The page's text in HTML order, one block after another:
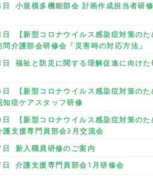
小規模多機能部会 計画作成担当者研
【新型コロナウイルス感染症対策のた
介護部会研修会「災害時の対応方法」
福祉と防災に関する理解促進に向けた
【新型コロナウイルス感染症対策のた
知症ケアスタッフ研修
【新型コロナウイルス感染症対策のた
護支援専門員部会3月交流会
新入職員研修のご案内
介護支援専門員部会1月研修会